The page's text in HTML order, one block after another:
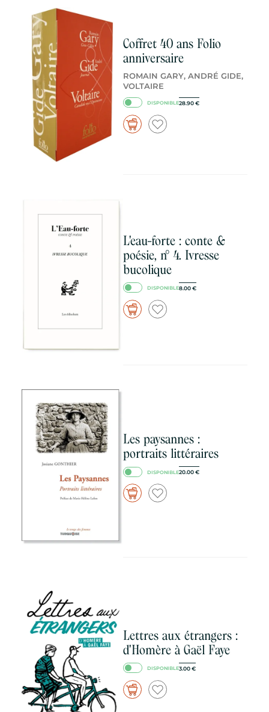
Coffret 40 ans Folio
anniversaire
ROMAIN GARY, ANDRÉ GIDE,
VOLTAIRE
DISPONIBLE28.90 €
L'eau-forte : conte &
poésie, n° 4. Ivresse
bucolique
DISPONIBLE8.00 €
Les paysannes :
portraits littéraires
DISPONIBLE20.00 €
Lettres aux étrangers :
d'Homère à Gaël Faye
DISPONIBLE3.00 €